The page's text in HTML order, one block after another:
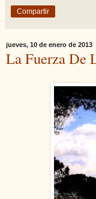
Compartir
jueves, 10 de enero de 2013
La Fuerza De